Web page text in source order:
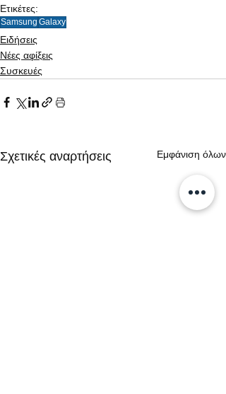
Ετικέτες:
Samsung Galaxy
Ειδήσεις
Νέες αφίξεις
Συσκευές
Σχετικές αναρτήσεις Εμφάνιση όλων